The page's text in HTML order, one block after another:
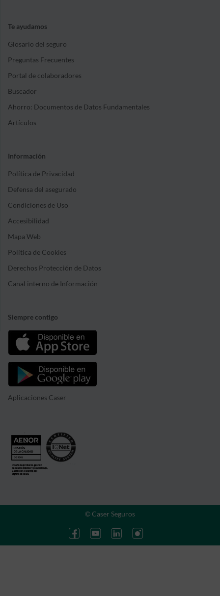
Te ayudamos
Glosario del seguro
Preguntas Frecuentes
Portal de colaboradores
Buscador
Ahorro: Documentos de Datos Fundamentales
Artículos
Información
Política de Privacidad
Defensa del asegurado
Condiciones de Uso
Accesibilidad
Mapa Web
Política de Cookies
Derechos Protección de Datos
Canal interno de Información
Siempre contigo
Aplicaciones Caser
© Caser Seguros